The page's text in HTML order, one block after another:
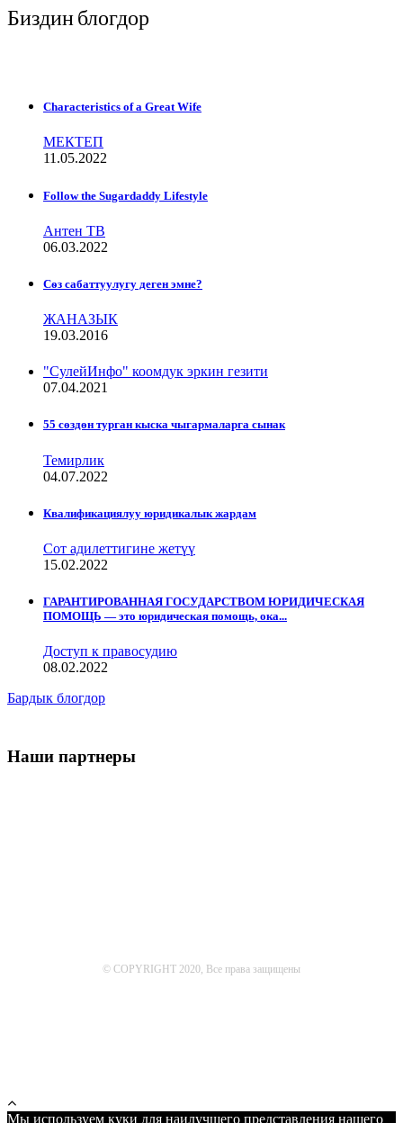
Биздин блогдор
Characteristics of a Great Wife
МЕКТЕП
11.05.2022
Follow the Sugardaddy Lifestyle
Антен ТВ
06.03.2022
Сѳз сабаттуулугу деген эмне?
ЖАНАЗЫК
19.03.2016
"СулейИнфо" коомдук эркин гезити
07.04.2021
55 сөздөн турган кыска чыгармаларга сынак
Темирлик
04.07.2022
Квалификациялуу юридикалык жардам
Сот адилеттигине жетүү
15.02.2022
ГАРАНТИРОВАННАЯ ГОСУДАРСТВОМ ЮРИДИЧЕСКАЯ
ПОМОЩЬ — это юридическая помощь, ока...
Доступ к правосудию
08.02.2022
Бардык блогдор
Наши партнеры
© COPYRIGHT 2020, Все права защищены
Мы используем куки для наилучшего представления нашего